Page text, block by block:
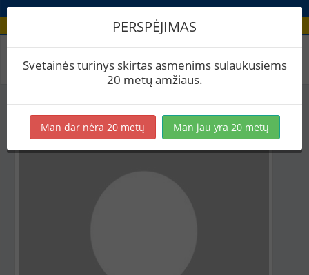
Aludario paskyra
PERSPĖJIMAS
Svetainės turinys skirtas asmenims sulaukusiems
20 metų amžiaus.
Man dar nėra 20 metų Man jau yra 20 metų